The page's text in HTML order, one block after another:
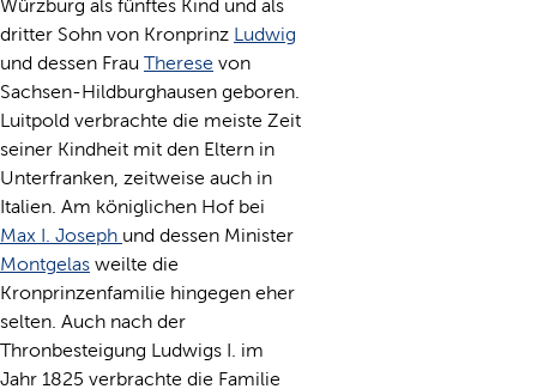
Würzburg als fünftes Kind und als
dritter Sohn von Kronprinz Ludwig
und dessen Frau Therese von
Sachsen-Hildburghausen geboren.
Luitpold verbrachte die meiste Zeit
seiner Kindheit mit den Eltern in
Unterfranken, zeitweise auch in
Italien. Am königlichen Hof bei
Max I. Joseph und dessen Minister
Montgelas weilte die
Kronprinzenfamilie hingegen eher
selten. Auch nach der
Thronbesteigung Ludwigs I. im
Jahr 1825 verbrachte die Familie